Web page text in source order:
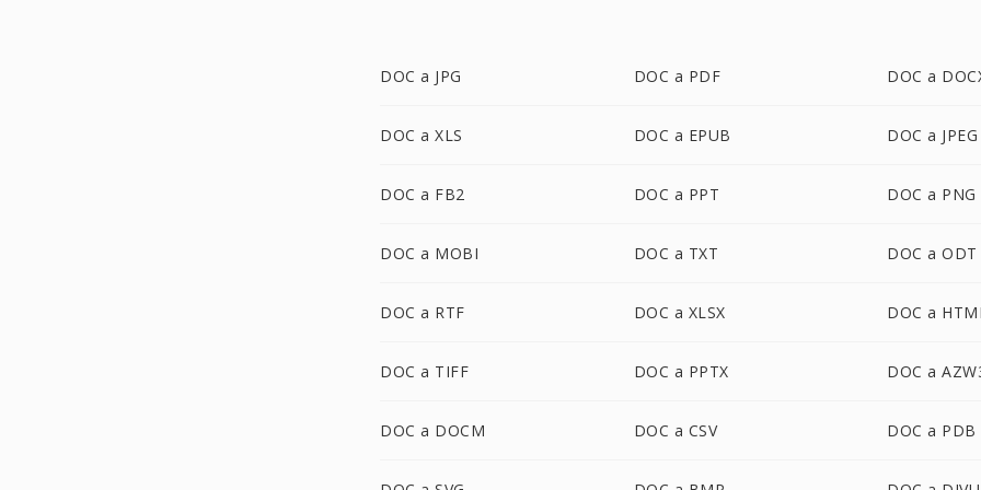
DOC a JPG DOC a PDF DOC a
DOC a XLS DOC a EPUB DOC a JPEG
DOC a FB2 DOC a PPT DOC a PNG
DOC a MOBI DOC a TXT DOC a ODT
DOC a RTF DOC a XLSX DOC a
DOC a TIFF DOC a PPTX DOC a
DOC a DOCM DOC a CSV DOC a PDB